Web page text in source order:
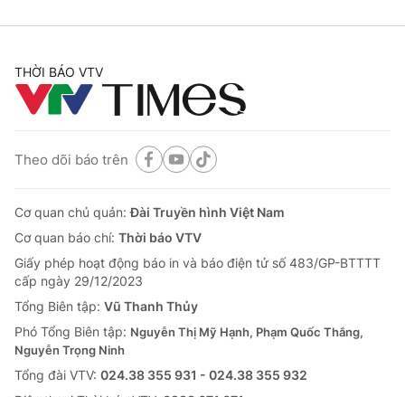
THỜI BÁO VTV
Theo dõi báo trên
Cơ quan chủ quản:Đài Truyền hình Việt Nam
Cơ quan báo chí: Thời báo VTV
Giấy phép hoạt động báo in và báo điện tử số 483/GP-BTTTT
cấp ngày 29/12/2023
Tổng Biên tập: Vũ Thanh Thủy
Phó Tổng Biên tập: Nguyễn Thị Mỹ Hạnh, Phạm Quốc Thắng,
Nguyễn Trọng Ninh
Tổng đài VTV: 024.38 355 931 - 024.38 355 932